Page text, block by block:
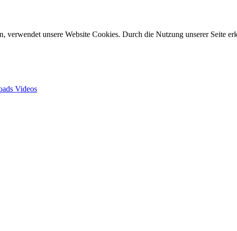
verwendet unsere Website Cookies. Durch die Nutzung unserer Seite
Videos